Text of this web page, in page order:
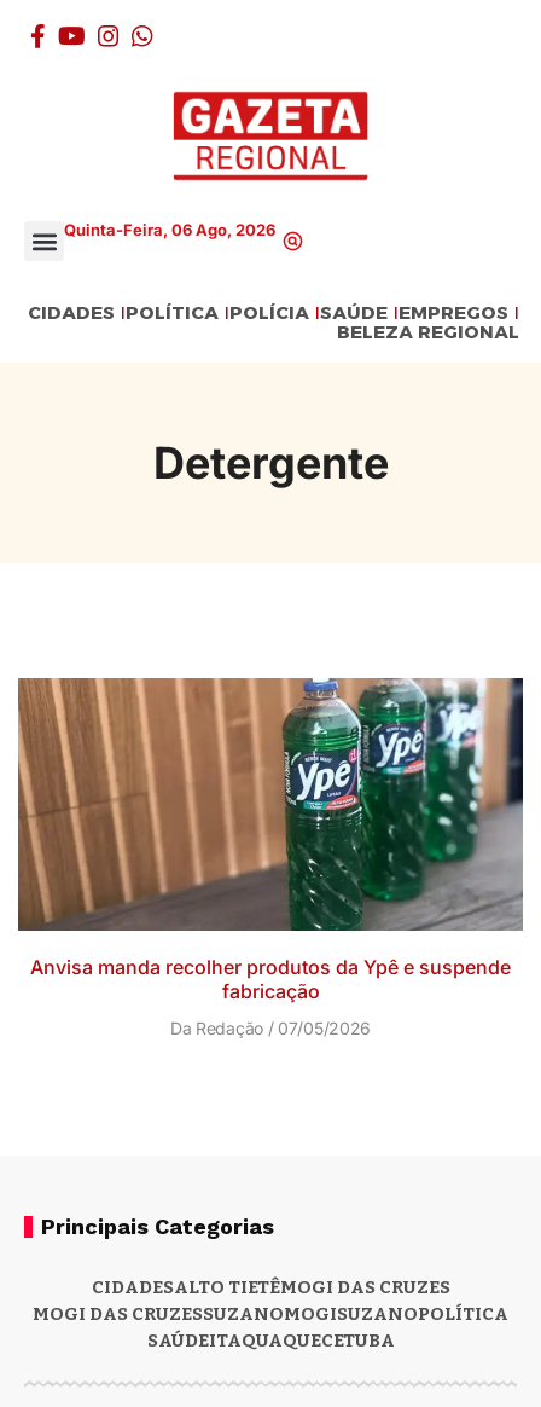
Quinta-Feira, 06 Ago, 2026
CIDADES POLÍTICA POLÍCIA SAÚDE EMPREGOS
BELEZA REGIONAL
Detergente
Anvisa manda recolher produtos da Ypê e suspende
fabricação
Da Redação 07/05/2026
Principais Categorias
CIDADESALTO TIETÊMOGI DAS CRUZES
MOGI DAS CRUZESSUZANOMOGISUZANOPOLÍTICA
SAÚDEITAQUAQUECETUBA